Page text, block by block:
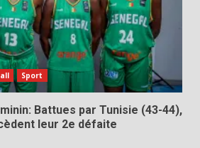
Sport
Battues par Tunisie (43-44),
leur 2e défaite